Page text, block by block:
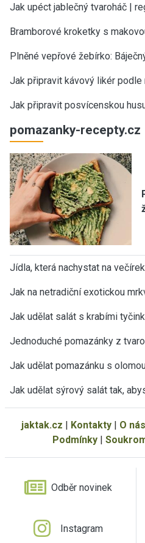
Jak upéct jablečný tvaroháč |
Bramborové kroketky s
Plněné vepřové žebírko:
Jak připravit kávový likér podle
Jak připravit posvícenskou
pomazanky-recepty.cz
Jídla, která nachystat na
Jak na netradiční exotickou
Jak udělat salát s krabími
Jednoduché pomazánky z
Jak udělat pomazánku s
Jak udělat sýrový salát tak,
jaktak.cz | Kontakty| O nás
Podmínky|
Odběr novinek
Instagram